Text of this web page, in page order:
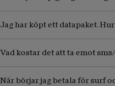
Jag har köpt ett datapaket.
Vad kostar det att ta emot
När börjar jag betala för surf